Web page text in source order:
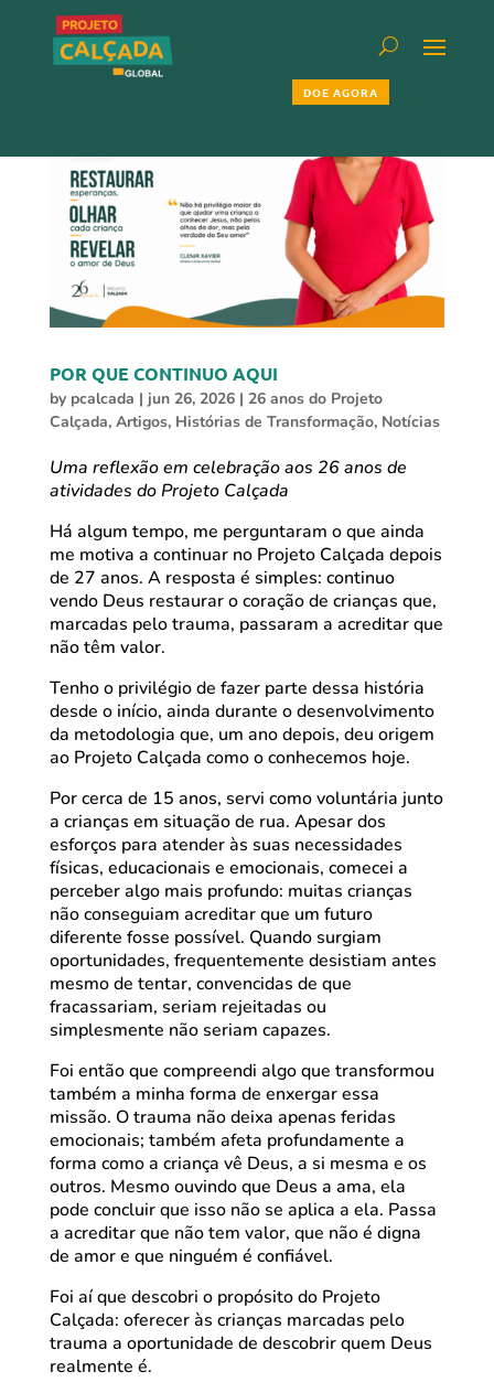
DOE AGORA
POR QUE CONTINUO AQUI
by pcalcada | jun 26, 2026| 26 anos do Projeto
Calçada, Artigos, Histórias de Transformação, Notícias
Uma reflexão em celebração aos 26 anos de
atividades do Projeto Calçada
Há algum tempo, me perguntaram o que ainda
me motiva a continuar no Projeto Calçada depois
de 27 anos. A resposta é simples: continuo
vendo Deus restaurar o coração de crianças que,
marcadas pelo trauma, passaram a acreditar que
não têm valor.
Tenho o privilégio de fazer parte dessa história
desde o início, ainda durante o desenvolvimento
da metodologia que, um ano depois, deu origem
ao Projeto Calçada como o conhecemos hoje.
Por cerca de 15 anos, servi como voluntária junto
a crianças em situação de rua. Apesar dos
esforços para atender às suas necessidades
físicas, educacionais e emocionais, comecei a
perceber algo mais profundo: muitas crianças
não conseguiam acreditar que um futuro
diferente fosse possível. Quando surgiam
oportunidades, frequentemente desistiam antes
mesmo de tentar, convencidas de que
fracassariam, seriam rejeitadas ou
simplesmente não seriam capazes.
Foi então que compreendi algo que transformou
também a minha forma de enxergar essa
missão. O trauma não deixa apenas feridas
emocionais; também afeta profundamente a
forma como a criança vê Deus, a si mesma e os
outros. Mesmo ouvindo que Deus a ama, ela
pode concluir que isso não se aplica a ela. Passa
a acreditar que não tem valor, que não é digna
de amor e que ninguém é confiável.
Foi aí que descobri o propósito do Projeto
Calçada: oferecer às crianças marcadas pelo
trauma a oportunidade de descobrir quem Deus
realmente é.